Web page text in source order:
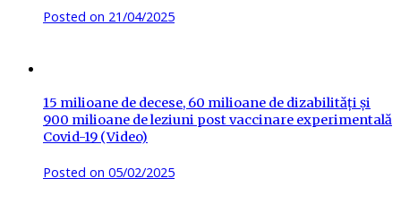
Posted on 21/04/2025
15 milioane de decese, 60 milioane de dizabilități și
900 milioane de leziuni post vaccinare experimentală
Covid-19 (Video)
Posted on 05/02/2025